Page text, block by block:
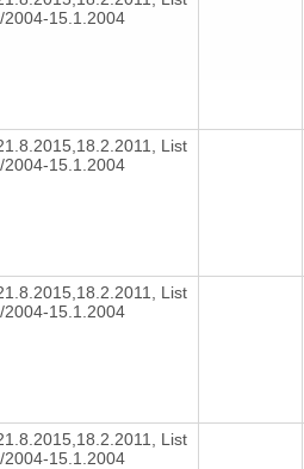
2004-15.1.2004
List
2004-15.1.2004
List
2004-15.1.2004
List
2004-15.1.2004